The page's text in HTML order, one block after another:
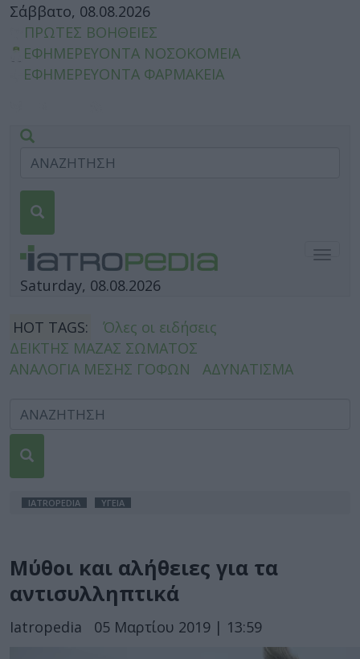
Σάββατο, 08.08.2026
ΠΡΩΤΕΣ ΒΟΗΘΕΙΕΣ
ΕΦΗΜΕΡΕΥΟΝΤΑ ΝΟΣΟΚΟΜΕΙΑ
ΕΦΗΜΕΡΕΥΟΝΤΑ ΦΑΡΜΑΚΕΙΑ
Saturday, 08.08.2026
HOT TAGS:
Όλες οι ειδήσεις
ΔΕΙΚΤΗΣ ΜΑΖΑΣ ΣΩΜΑΤΟΣ
ΑΝΑΛΟΓΙΑ ΜΕΣΗΣ ΓΟΦΩΝ
ΑΔΥΝΑΤΙΣΜΑ
IATROPEDIA ΥΓΕΙΑ
Μύθοι και αλήθειες για τα
αντισυλληπτικά
Iatropedia 05 Μαρτίου 2019 | 13:59